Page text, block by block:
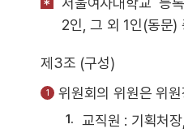
2인, 그 외 1인(동문)
제3조 (구성)
위원회의 위원은 위
교직원 : 기획처